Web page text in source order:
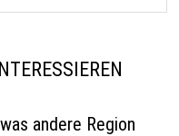
andere Region